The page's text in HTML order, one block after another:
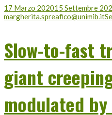
17 Marzo 202015 Settembre
margherita.spreafico@unimib.it
Slow-to-fast
giant
modulated